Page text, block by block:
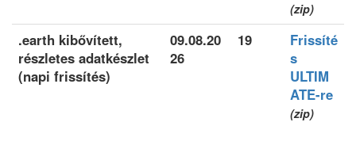
(zip)
.earth kibővített,
részletes adatkészlet
(napi frissítés)
09.08.20
26
19
Frissíté
s
ULTIM
ATE-re
(zip)